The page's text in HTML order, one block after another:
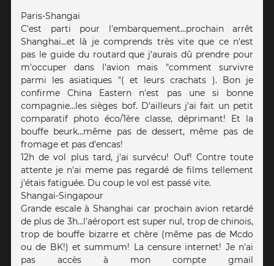
Paris-Shangai
C'est parti pour l'embarquement...prochain arrêt
Shanghai...et là je comprends très vite que ce n'est
pas le guide du routard que j'aurais dû prendre pour
m'occuper dans l'avion mais "comment survivre
parmi les asiatiques "( et leurs crachats ). Bon je
confirme China Eastern n'est pas une si bonne
compagnie...les sièges bof. D'ailleurs j'ai fait un petit
comparatif photo éco/1ère classe, déprimant! Et la
bouffe beurk...même pas de dessert, même pas de
fromage et pas d'encas!
12h de vol plus tard, j'ai survécu! Ouf! Contre toute
attente je n'ai meme pas regardé de films tellement
j'étais fatiguée. Du coup le vol est passé vite.
Shangai-Singapour
Grande escale à Shanghai car prochain avion retardé
de plus de 3h...l'aéroport est super nul, trop de chinois,
trop de bouffe bizarre et chère (même pas de Mcdo
ou de BK!) et summum! La censure internet! Je n'ai
pas accès à mon compte gmail